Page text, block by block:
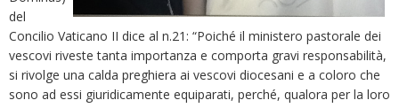
del
Concilio Vaticano II dice al n.21: “Poiché il ministero pastorale dei
vescovi riveste tanta importanza e comporta gravi responsabilità,
si rivolge una calda preghiera ai vescovi diocesani e a coloro che
sono ad essi giuridicamente equiparati, perché, qualora per la loro